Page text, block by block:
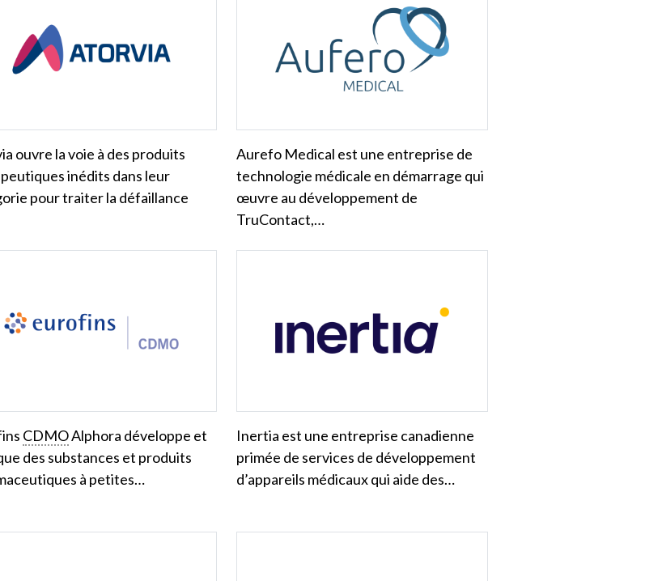
ouvre la voie à des produits
inédits dans leur
pour traiter la défaillance
Aurefo Medical est une entreprise de
technologie médicale en démarrage qui
œuvre au développement de
TruContact,…
CDMOAlphora développe et
des substances et produits
à petites…
Inertia est une entreprise canadienne
primée de services de développement
d’appareils médicaux qui aide des…